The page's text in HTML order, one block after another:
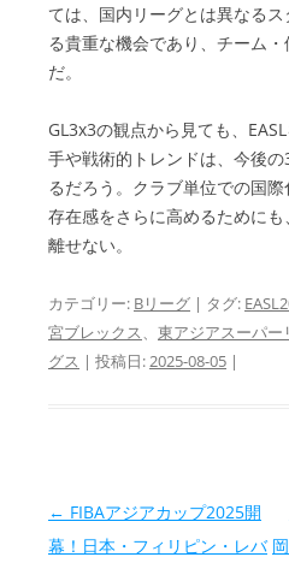
ては、国内リーグとは異なる
る貴重な機会であり、チーム
だ。
GL3x3の観点から見ても、
手や戦術的トレンドは、今後
るだろう。クラブ単位での国
存在感をさらに高めるために
離せない。
カテゴリー: Bリーグ | タグ:
宮ブレックス、 東アジアスーパー
グス | 投稿日:2025-08-05 |
投稿ナビゲーション
← FIBAアジアカップ2025開
幕！日本・フィリピン・レバ